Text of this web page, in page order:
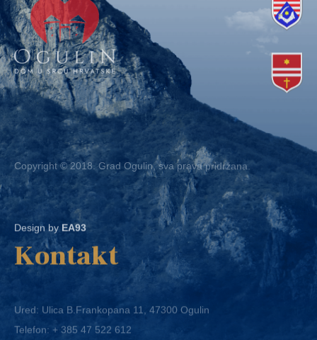
Copyright © 2018. Grad Ogulin, sva prava pridržana.
Design byEA93
Kontakt
Ured: Ulica B.Frankopana 11, 47300 Ogulin
Telefon:+ 385 47 522 612
Telefaks:+ 385 47 522 821